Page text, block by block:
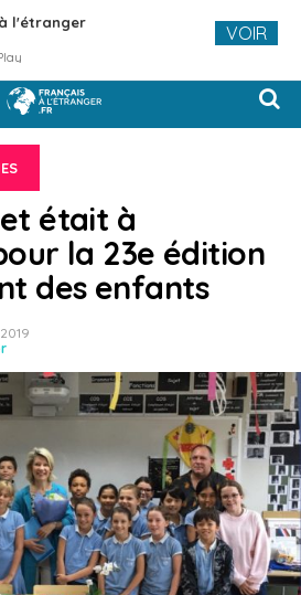
était à
la 23e édition
des enfants
l'étranger VOIR